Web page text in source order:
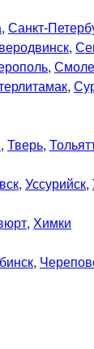
, Санкт-
,
,
,
, Тверь,
, Уссурийск,
, Химки
,